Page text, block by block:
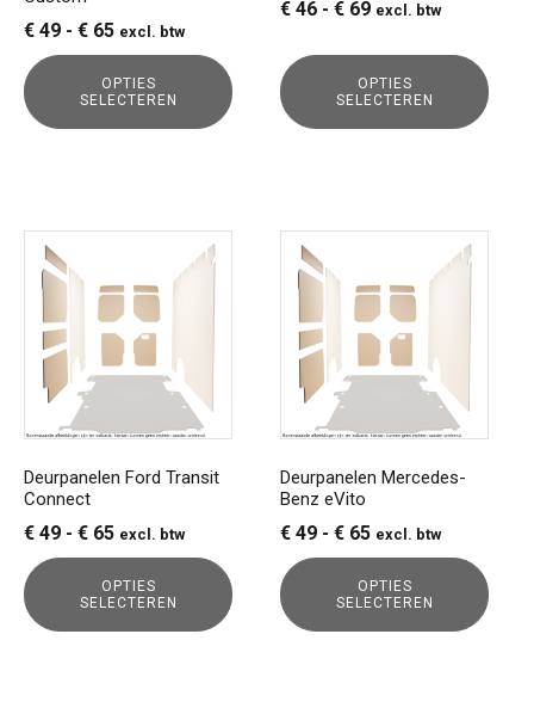
€ 49 - € 65Prijsklasse:
€ 49
tot
excl. btw
OPTIES
SELECTEREN
op
de
productpagina
€ 46 - € 69Prijsklasse:
€ 69
excl. btw
OPTIES
SELECTEREN
de
productpagina
Deurpanelen Ford Transit
Connect
€ 49 - € 65Prijsklasse:
€ 49
tot
excl. btw
OPTIES
SELECTEREN
product
meerdere
variaties.
Deze
kan
gekozen
worden
op
de
productpagina
Deurpanelen Mercedes-
Benz eVito
€ 49 - € 65Prijsklasse:
€ 49
tot
excl. btw
OPTIES
SELECTEREN
product
meerdere
variaties.
Deze
kan
gekozen
worden
op
de
productpagina